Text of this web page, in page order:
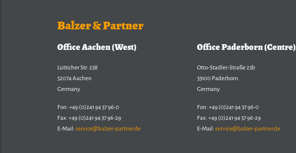
Balzer & Partner
Office Aachen (West)
Lütticher Str. 238
52074 Aachen
Germany
Fon: +49 (0)241 94 37 96-0
Fax: +49 (0)241 94 37 96-29
E-Mail: service@balzer-partner.de
Office Paderborn (Centre)
Otto-Stadler-Straße 23b
33100 Paderborn
Germany
Fon: +49 (0)241 94 37 96-0
Fax: +49 (0)241 94 37 96-29
E-Mail: service@balzer-partner.de